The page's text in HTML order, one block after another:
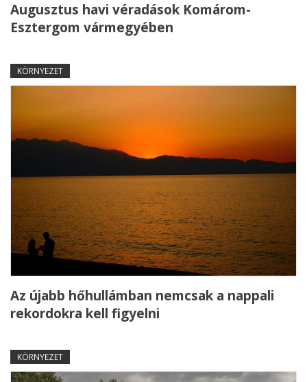
Augusztus havi véradások Komárom-
Esztergom vármegyében
KÖRNYEZET
Az újabb hőhullámban nemcsak a nappali
rekordokra kell figyelni
KÖRNYEZET